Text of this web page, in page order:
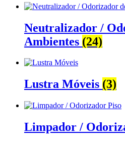
Neutralizador /
Ambientes (24)
Lustra Móveis (3)
Limpador /